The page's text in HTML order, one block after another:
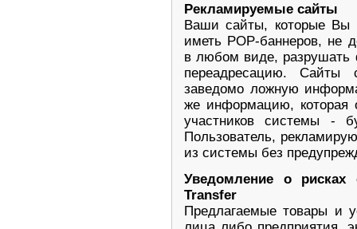
Рекламируемые сайты
Ваши сайты, которые Вы
иметь POP-баннеров, не
в любом виде, разрушать
переадресацию. Сайты
заведомо ложную
же информацию, которая
участников системы -
Пользователь,
из системы без
Уведомление о рисках
Transfer
Предлагаемые товары и